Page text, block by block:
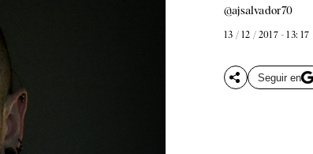
@ajsalvador70
13 / 12 / 2017 - 13: 17
Seguir en